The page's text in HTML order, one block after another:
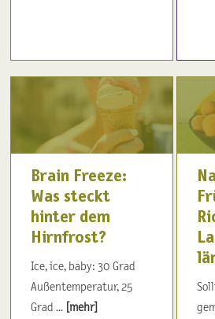
Brain Freeze:
Was steckt
hinter dem
Hirnfrost?
Ice, ice, baby: 30 Grad
Außentemperatur, 25
Grad ... [mehr]